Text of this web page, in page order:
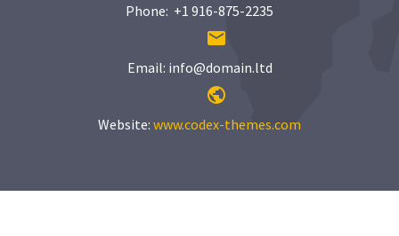
Phone: +1 916-875-2235


Email: info@domain.ltd


Website: www.codex-themes.com